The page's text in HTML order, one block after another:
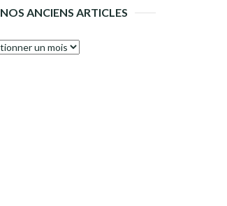
NOS ANCIENS ARTICLES